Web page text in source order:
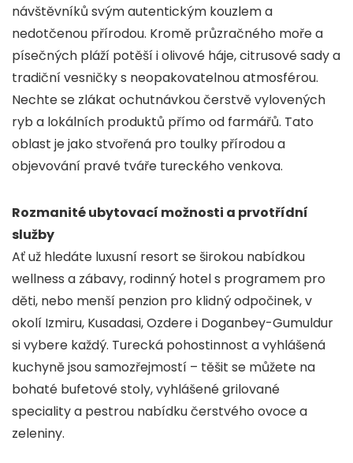
návštěvníků svým autentickým kouzlem a
nedotčenou přírodou. Kromě průzračného moře a
písečných pláží potěší i olivové háje, citrusové sady a
tradiční vesničky s neopakovatelnou atmosférou.
Nechte se zlákat ochutnávkou čerstvě vylovených
ryb a lokálních produktů přímo od farmářů. Tato
oblast je jako stvořená pro toulky přírodou a
objevování pravé tváře tureckého venkova.
Rozmanité ubytovací možnosti a prvotřídní
služby
Ať už hledáte luxusní resort se širokou nabídkou
wellness a zábavy, rodinný hotel s programem pro
děti, nebo menší penzion pro klidný odpočinek, v
okolí Izmiru, Kusadasi, Ozdere i Doganbey-Gumuldur
si vybere každý. Turecká pohostinnost a vyhlášená
kuchyně jsou samozřejmostí – těšit se můžete na
bohaté bufetové stoly, vyhlášené grilované
speciality a pestrou nabídku čerstvého ovoce a
zeleniny.